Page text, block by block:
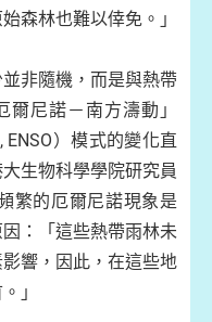
森林也難以倖免。」
非隨機，而是與熱帶
尼諾－南方濤動」
ENSO）模式的變化直
生物科學學院研究員
繁的厄爾尼諾現象是
：「這些熱帶雨林未
響，因此，在這些地
」